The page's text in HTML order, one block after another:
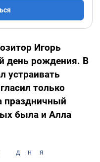
Игорь
день рождения. В
устраивать
только
праздничный
была и Алла
дня